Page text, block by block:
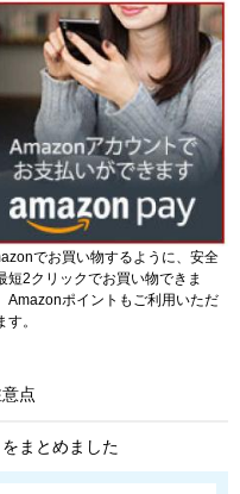
でお買い物するように、安全
短2クリックでお買い物できま
Amazonポイントもご利用いただ
す。
点
まとめました